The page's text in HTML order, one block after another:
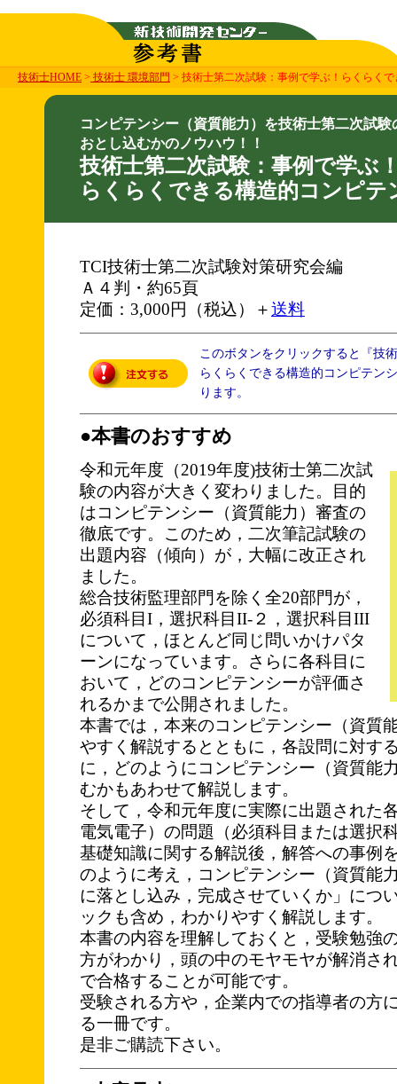
技術士HOME > 技術士 環境部門 > 技術士第二次試験：事例で学ぶ！らくらく
コンピテンシー（資質能力）を技術士第二次試験
おとし込むかのノウハウ！！
技術士第二次試験：事例で学ぶ
らくらくできる構造的コンピテ
TCI技術士第二次試験対策研究会編
Ａ４判・約65頁
定価：3,000円（税込）＋送料
このボタンをクリックすると『技
らくらくできる構造的コンピテン
ります。
●本書のおすすめ
令和元年度（2019年度)技術士第二次試
験の内容が大きく変わりました。目的
はコンピテンシー（資質能力）審査の
徹底です。このため，二次筆記試験の
出題内容（傾向）が，大幅に改正され
ました。
総合技術監理部門を除く全20部門が，
必須科目I，選択科目II-２，選択科目III
について，ほとんど同じ問いかけパタ
ーンになっています。さらに各科目に
おいて，どのコンピテンシーが評価さ
れるかまで公開されました。
本書では，本来のコンピテンシー（資質
やすく解説するとともに，各設問に対す
に，どのようにコンピテンシー（資質能
むかもあわせて解説します。
そして，令和元年度に実際に出題された
電気電子）の問題（必須科目または選択
基礎知識に関する解説後，解答への事例
のように考え，コンピテンシー（資質能
に落とし込み，完成させていくか」につ
ックも含め，わかりやすく解説します。
本書の内容を理解しておくと，受験勉強
方がわかり，頭の中のモヤモヤが解消さ
で合格することが可能です。
受験される方や，企業内での指導者の方
る一冊です。
是非ご購読下さい。